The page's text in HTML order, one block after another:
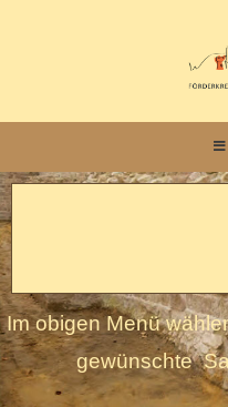
Im obigen Menü
gewünschte